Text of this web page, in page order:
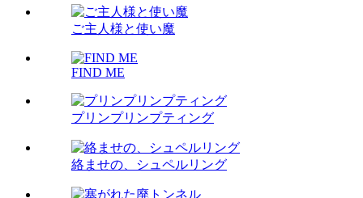
ご主人様と使い魔
FIND ME
プリンプリンプティング
絡ませの、シュペルリング